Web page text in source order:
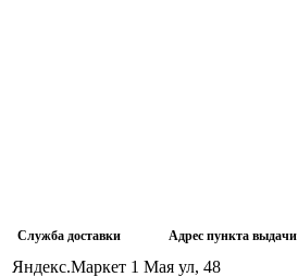
Служба доставки Адрес пункта выдачи
Яндекс.Маркет 1 Мая ул, 48